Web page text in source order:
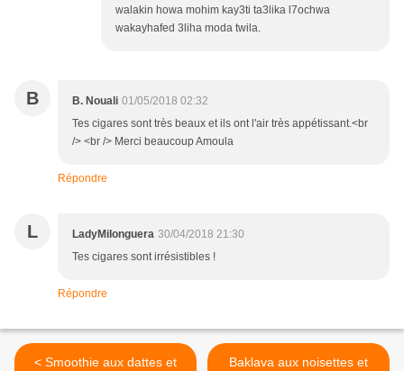
walakin howa mohim kay3ti ta3lika l7ochwa
wakayhafed 3liha moda twila.
B B. Nouali 01/05/2018 02:32
Tes cigares sont très beaux et ils ont l'air très appétissant.<br
/> <br /> Merci beaucoup Amoula
Répondre
L LadyMilonguera 30/04/2018 21:30
Tes cigares sont irrésistibles !
Répondre
< Smoothie aux dattes et
Baklava aux noisettes et